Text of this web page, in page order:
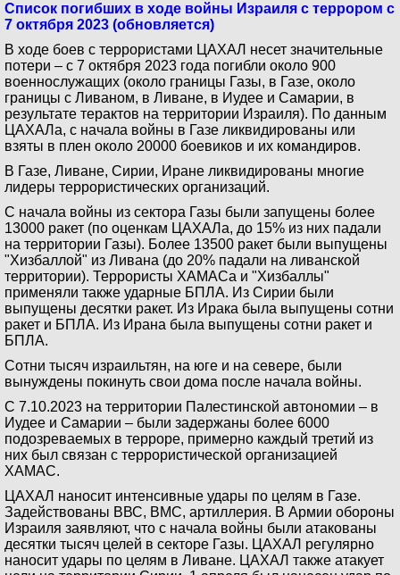
Список погибших в ходе войны Израиля с террором с
7 октября 2023 (обновляется)
В ходе боев с террористами ЦАХАЛ несет значительные
потери – с 7 октября 2023 года погибли около 900
военнослужащих (около границы Газы, в Газе, около
границы с Ливаном, в Ливане, в Иудее и Самарии, в
результате терактов на территории Израиля). По данным
ЦАХАЛа, с начала войны в Газе ликвидированы или
взяты в плен около 20000 боевиков и их командиров.
В Газе, Ливане, Сирии, Иране ликвидированы многие
лидеры террористических организаций.
С начала войны из сектора Газы были запущены более
13000 ракет (по оценкам ЦАХАЛа, до 15% из них падали
на территории Газы). Более 13500 ракет были выпущены
"Хизбаллой" из Ливана (до 20% падали на ливанской
территории). Террористы ХАМАСа и "Хизбаллы"
применяли также ударные БПЛА. Из Сирии были
выпущены десятки ракет. Из Ирака была выпущены сотни
ракет и БПЛА. Из Ирана была выпущены сотни ракет и
БПЛА.
Сотни тысяч израильтян, на юге и на севере, были
вынуждены покинуть свои дома после начала войны.
С 7.10.2023 на территории Палестинской автономии – в
Иудее и Самарии – были задержаны более 6000
подозреваемых в терроре, примерно каждый третий из
них был связан с террористической организацией
ХАМАС.
ЦАХАЛ наносит интенсивные удары по целям в Газе.
Задействованы ВВС, ВМС, артиллерия. В Армии обороны
Израиля заявляют, что с начала войны были атакованы
десятки тысяч целей в секторе Газы. ЦАХАЛ регулярно
наносит удары по целям в Ливане. ЦАХАЛ также атакует